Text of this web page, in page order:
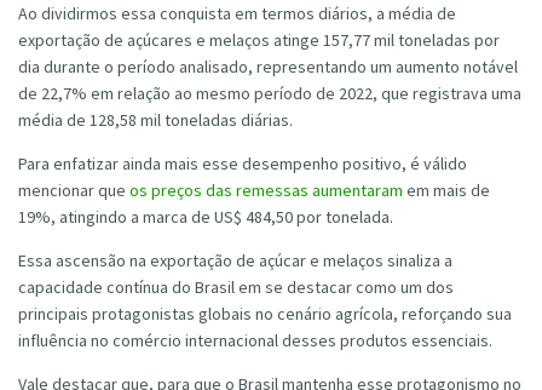
Ao dividirmos essa conquista em termos diários, a média de
exportação de açúcares e melaços atinge 157,77 mil toneladas por
dia durante o período analisado, representando um aumento notável
de 22,7% em relação ao mesmo período de 2022, que registrava uma
média de 128,58 mil toneladas diárias.
Para enfatizar ainda mais esse desempenho positivo, é válido
mencionar que os preços das remessas aumentaram em mais de
19%, atingindo a marca de US$ 484,50 por tonelada.
Essa ascensão na exportação de açúcar e melaços sinaliza a
capacidade contínua do Brasil em se destacar como um dos
principais protagonistas globais no cenário agrícola, reforçando sua
influência no comércio internacional desses produtos essenciais.
Vale destacar que, para que o Brasil mantenha esse protagonismo no